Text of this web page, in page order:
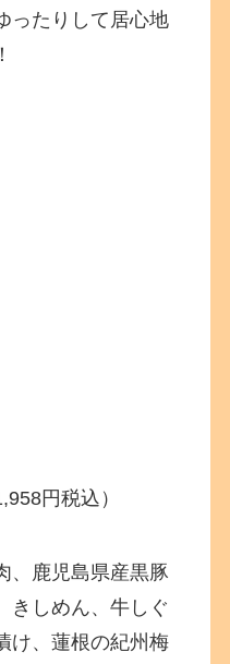
ったりして居心地
円税込）
、鹿児島県産黒豚
きしめん、牛しぐ
け、蓮根の紀州梅